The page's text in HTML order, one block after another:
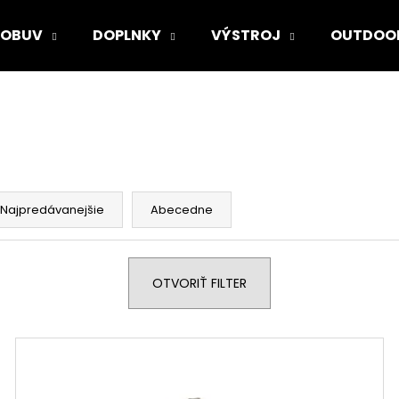
OBUV DOPLNKY VÝSTROJ
Najpredávanejšie Abecedne
OTVORIŤ FILTER
Odporúčame